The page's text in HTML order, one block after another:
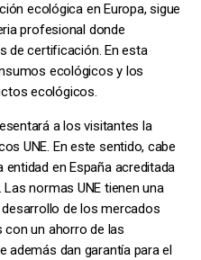
ecológica en Europa, sigue
profesional donde
de certificación. En esta
ecológicos y los
ecológicos.
a los visitantes la
UNE. En este sentido, cabe
en España acreditada
normas UNE tienen una
de los mercados
con un ahorro de las
además dan garantía para el